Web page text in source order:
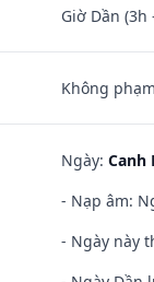
Giờ Dần (3h
Không
Ngày: Canh
- Nạp âm:
- Ngày này